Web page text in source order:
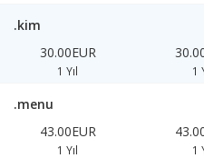
.kim
30.00EUR
1 Yıl 1
.menu
43.00EUR
1 Yıl 1